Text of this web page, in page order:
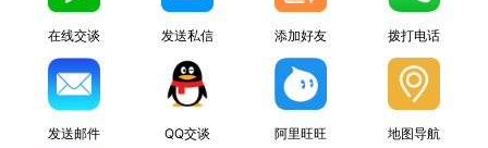
在线交谈 发送私信 添加好友 拨打电话
发送邮件 QQ交谈 阿里旺旺 地图导航